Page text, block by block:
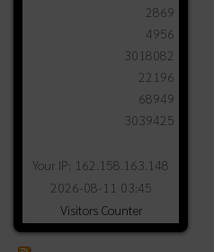
2869
4956
3018082
22196
68949
3039425
Your IP: 162.158.163.148
2026-08-11 03:45
Visitors Counter